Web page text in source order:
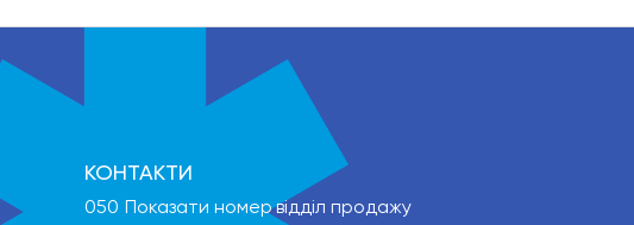
КОНТАКТИ
050 Показати номервідділ продажу